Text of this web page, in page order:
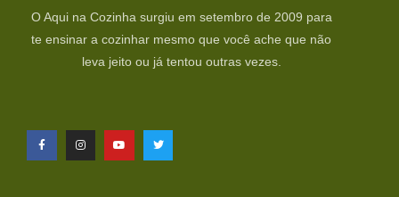
O Aqui na Cozinha surgiu em setembro de 2009 para
te ensinar a cozinhar mesmo que você ache que não
leva jeito ou já tentou outras vezes.